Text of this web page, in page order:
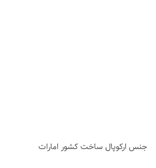
جنس ارکوپال ساخت کشور امارات